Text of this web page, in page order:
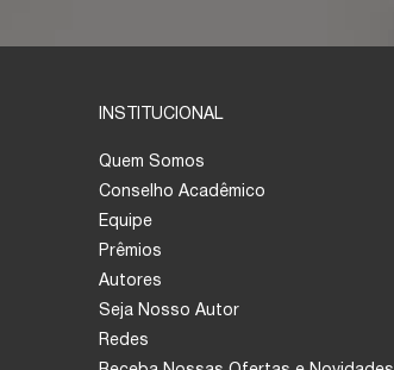
INSTITUCIONAL
Quem Somos
Conselho Acadêmico
Equipe
Prêmios
Autores
Seja Nosso Autor
Redes